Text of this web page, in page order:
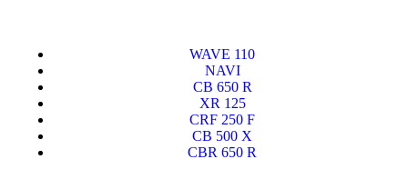
WAVE 110
NAVI
CB 650 R
XR 125
CRF 250 F
CB 500 X
CBR 650 R